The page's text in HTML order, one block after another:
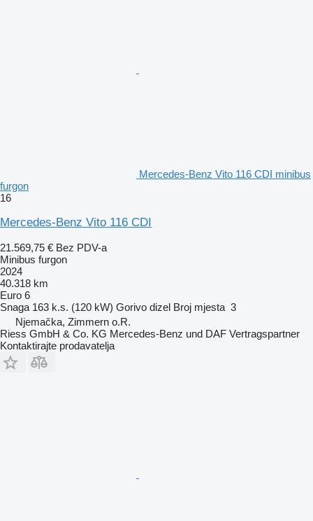
Mercedes-Benz Vito 116 CDI minibus
furgon
16
Mercedes-Benz Vito 116 CDI
21.569,75 € Bez PDV-a
Minibus furgon
2024
40.318 km
Euro 6
Snaga 163 k.s. (120 kW) Gorivo dizel Broj mjesta 3
Njemačka, Zimmern o.R.
Riess GmbH & Co. KG Mercedes-Benz und DAF Vertragspartner
Kontaktirajte prodavatelja